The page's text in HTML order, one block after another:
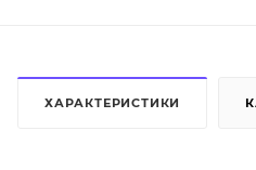
ХАРАКТЕРИСТИКИ